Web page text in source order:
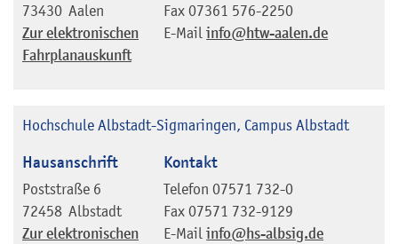
73430 Aalen
Zur elektronischen
Fahrplanauskunft
Fax 07361 576-2250
E-Mail info@htw-aalen.de
Hochschule Albstadt-Sigmaringen, Campus Albstadt
Hausanschrift
Poststraße 6
72458 Albstadt
Zur elektronischen
Kontakt
Telefon 07571 732-0
Fax 07571 732-9129
E-Mail info@hs-albsig.de